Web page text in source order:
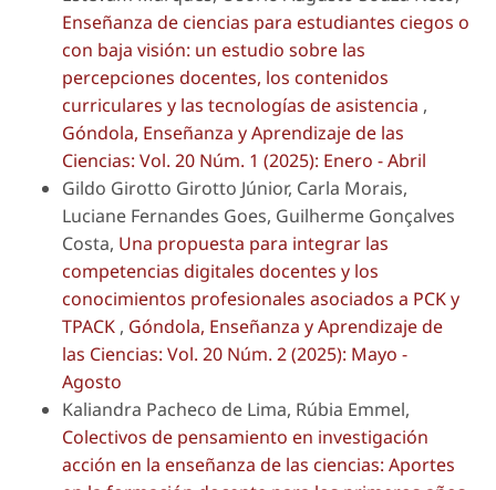
Enseñanza de ciencias para estudiantes ciegos o
con baja visión: un estudio sobre las
percepciones docentes, los contenidos
curriculares y las tecnologías de asistencia ,
Góndola, Enseñanza y Aprendizaje de las
Ciencias: Vol. 20 Núm. 1 (2025): Enero - Abril
Gildo Girotto Girotto Júnior, Carla Morais,
Luciane Fernandes Goes, Guilherme Gonçalves
Costa, Una propuesta para integrar las
competencias digitales docentes y los
conocimientos profesionales asociados a PCK y
TPACK , Góndola, Enseñanza y Aprendizaje de
las Ciencias: Vol. 20 Núm. 2 (2025): Mayo -
Agosto
Kaliandra Pacheco de Lima, Rúbia Emmel,
Colectivos de pensamiento en investigación
acción en la enseñanza de las ciencias: Aportes